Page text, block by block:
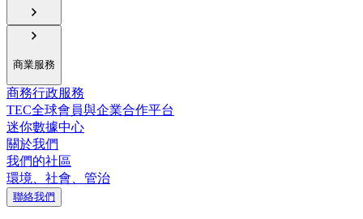
商業服務
商務行政服務
TEC全球會員與企業合作平台
迷你數據中心
關於我們
我們的社區
環境、社會、管治
聯絡我們